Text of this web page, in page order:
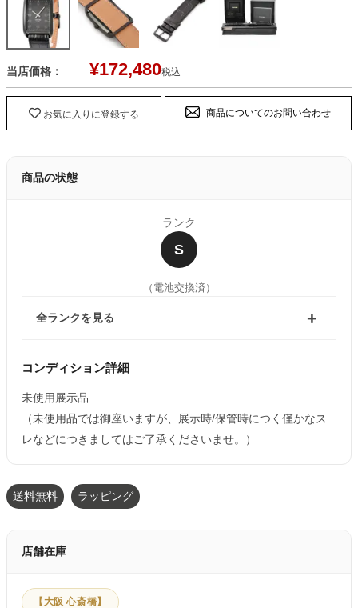
当店価格： ¥172,480税込
お気に入りに登録する 商品についてのお問い合わせ
商品の状態
ランク
S
（電池交換済）
全ランクを見る
コンディション詳細
未使用展示品
（未使用品では御座いますが、展示時/保管時につく僅かなス
レなどにつきましてはご了承くださいませ。）
送料無料 ラッピング
店舗在庫
【大阪 心斎橋】